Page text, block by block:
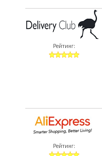
Рейтинг:
Рейтинг: